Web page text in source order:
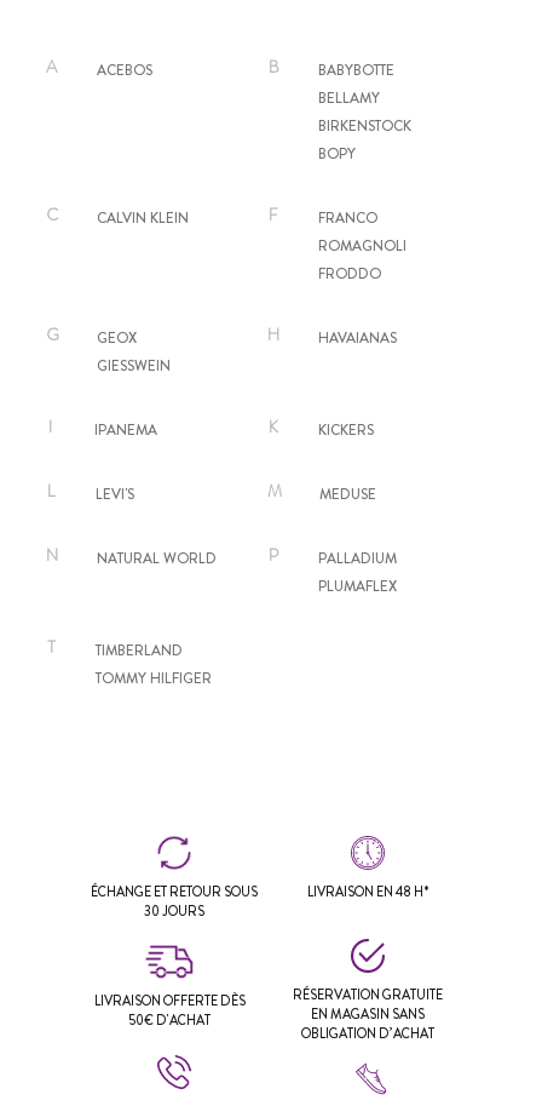
A ACEBOS B
BABYBOTTE
BELLAMY
BIRKENSTOCK
BOPY
C CALVIN KLEIN F
FRANCO
ROMAGNOLI
FRODDO
G
GEOX
GIESSWEIN
H HAVAIANAS
I IPANEMA K KICKERS
L LEVI'S M MEDUSE
N NATURAL WORLD P
PALLADIUM
PLUMAFLEX
T
TIMBERLAND
TOMMY HILFIGER
ÉCHANGE ET RETOUR SOUS
30 JOURS
LIVRAISON EN 48 H*
LIVRAISON OFFERTE DÈS
50€ D'ACHAT
RÉSERVATION GRATUITE
EN MAGASIN SANS
OBLIGATION D’ACHAT